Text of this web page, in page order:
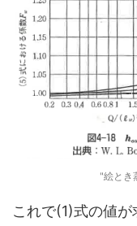
"絵とき
これで(1)式の値